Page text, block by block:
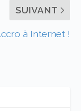
SUIVANT
à Internet !